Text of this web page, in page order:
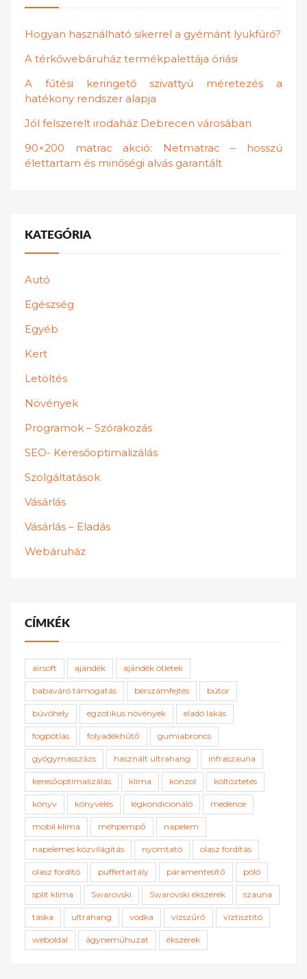
Hogyan használható sikerrel a gyémánt lyukfúró?
A térkőwebáruház termékpalettája óriási
A fűtési keringető szivattyú méretezés a
hatékony rendszer alapja
Jól felszerelt irodaház Debrecen városában
90×200 matrac akció: Netmatrac – hosszú
élettartam és minőségi alvás garantált
KATEGÓRIA
Autó
Egészség
Egyéb
Kert
Letöltés
Növények
Programok – Szórakozás
SEO- Keresőoptimalizálás
Szolgáltatások
Vásárlás
Vásárlás – Eladás
Webáruház
CÍMKÉK
airsoft ajándék ajándék ötletek
babaváró támogatás bérszámfejtés bútor
búvóhely egzotikus növények eladó lakás
fogpótlás folyadékhűtő gumiabroncs
gyógymasszázs használt ultrahang infraszauna
keresőoptimalizálás klíma konzol költöztetés
könyv könyvelés légkondicionáló medence
mobil klíma méhpempő napelem
napelemes közvilágítás nyomtató olasz fordítás
olasz fordító puffertartály páramentesítő póló
split klíma Swarovski Swarovski ékszerek szauna
táska ultrahang vodka vízszűrő víztisztító
weboldal ágyneműhuzat ékszerek